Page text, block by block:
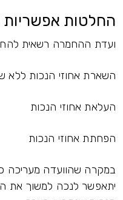
החלטות אפשריות
ועדת ההחמרה רשאית
השארת אחוזי הנכות ללא
העלאת אחוזי הנכות
הפחתת אחוזי הנכות
במקרה שהוועדה מעריכה
יתאפשר לנכה למשוך את